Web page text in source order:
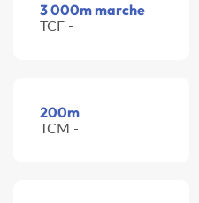
3 000m marche
TCF -
200m
TCM -